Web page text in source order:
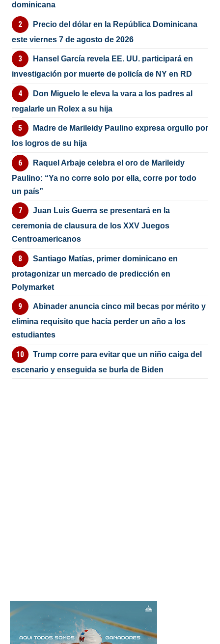
dominicana
Precio del dólar en la República Dominicana
este viernes 7 de agosto de 2026
Hansel García revela EE. UU. participará en
investigación por muerte de policía de NY en RD
Don Miguelo le eleva la vara a los padres al
regalarle un Rolex a su hija
Madre de Marileidy Paulino expresa orgullo por
los logros de su hija
Raquel Arbaje celebra el oro de Marileidy
Paulino: “Ya no corre solo por ella, corre por todo
un país”
Juan Luis Guerra se presentará en la
ceremonia de clausura de los XXV Juegos
Centroamericanos
Santiago Matías, primer dominicano en
protagonizar un mercado de predicción en
Polymarket
Abinader anuncia cinco mil becas por mérito y
elimina requisito que hacía perder un año a los
estudiantes
Trump corre para evitar que un niño caiga del
escenario y enseguida se burla de Biden